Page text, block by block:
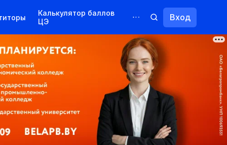
Калькулятор баллов
ЦЭ
Курсы
Переподготовка
Вход